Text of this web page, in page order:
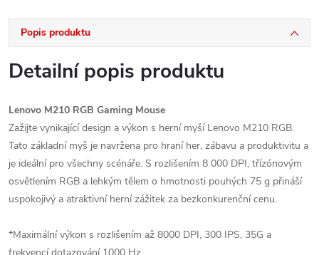
Popis produktu
Detailní popis produktu
Lenovo M210 RGB Gaming Mouse
Zažijte vynikající design a výkon s herní myší Lenovo M210 RGB.
Tato základní myš je navržena pro hraní her, zábavu a produktivitu a
je ideální pro všechny scénáře. S rozlišením 8 000 DPI, třízónovým
osvětlením RGB a lehkým tělem o hmotnosti pouhých 75 g přináší
uspokojivý a atraktivní herní zážitek za bezkonkurenční cenu.
*Maximální výkon s rozlišením až 8000 DPI, 300 IPS, 35G a